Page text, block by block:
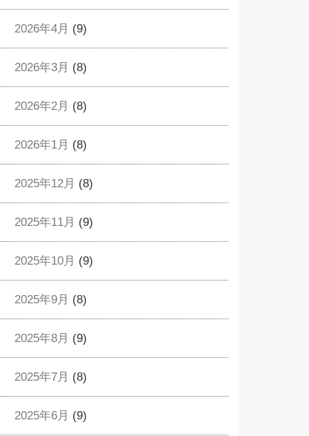
2026年4月 (9)
2026年3月 (8)
2026年2月 (8)
2026年1月 (8)
2025年12月 (8)
2025年11月 (9)
2025年10月 (9)
2025年9月 (8)
2025年8月 (9)
2025年7月 (8)
2025年6月 (9)